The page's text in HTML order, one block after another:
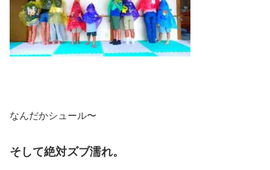
なんだかシュール〜
そして絶対ズブ濡れ。